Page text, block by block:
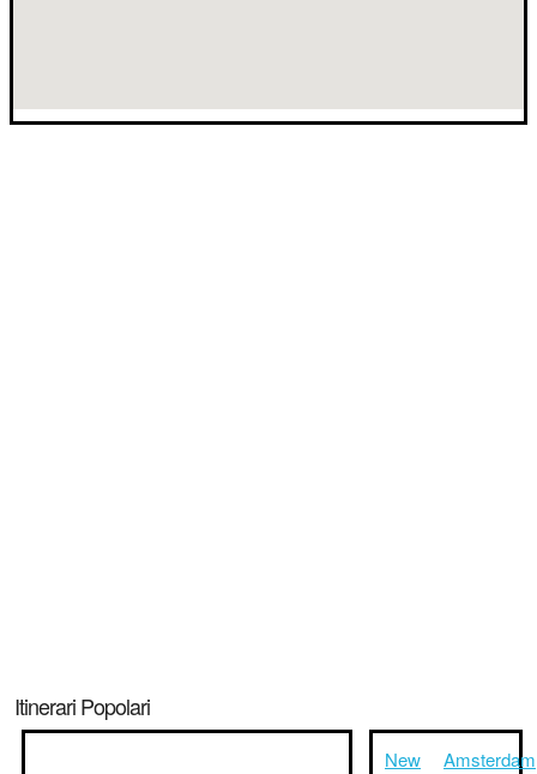
Itinerari Popolari
New
Amsterdam